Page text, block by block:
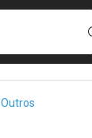
Outros